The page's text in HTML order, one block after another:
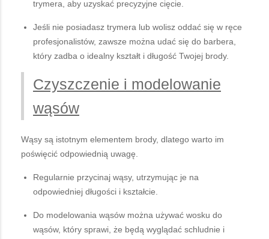
trymera, aby uzyskać precyzyjne cięcie.
Jeśli nie posiadasz trymera lub wolisz oddać się w ręce
profesjonalistów, zawsze można udać się do barbera,
który zadba o idealny kształt i długość Twojej brody.
Czyszczenie i modelowanie
wąsów
Wąsy są istotnym elementem brody, dlatego warto im
poświęcić odpowiednią uwagę.
Regularnie przycinaj wąsy, utrzymując je na
odpowiedniej długości i kształcie.
Do modelowania wąsów można używać wosku do
wąsów, który sprawi, że będą wyglądać schludnie i